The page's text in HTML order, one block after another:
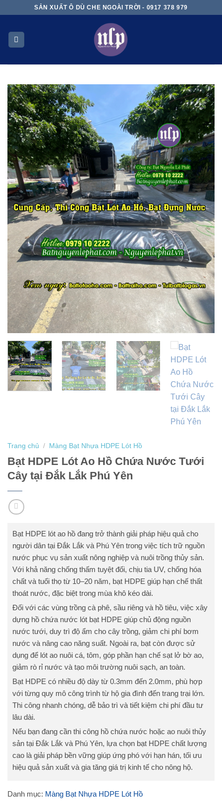
content
SẢN XUẤT Ô DÙ CHE NGOÀI TRỜI - 0917 378 979
Trang chủ / Màng Bạt Nhựa HDPE Lót Hồ
Bạt HDPE Lót Ao Hồ Chứa Nước Tưới
Cây tại Đắk Lắk Phú Yên
Bạt HDPE lót ao hồ đang trở thành giải pháp hiệu quả cho
người dân tại Đắk Lắk và Phú Yên trong việc tích trữ nguồn
nước phục vụ sản xuất nông nghiệp và nuôi trồng thủy sản.
Với khả năng chống thấm tuyệt đối, chịu tia UV, chống hóa
chất và tuổi thọ từ 10–20 năm, bạt HDPE giúp hạn chế thất
thoát nước, đặc biệt trong mùa khô kéo dài.
Đối với các vùng trồng cà phê, sầu riêng và hồ tiêu, việc xây
dựng hồ chứa nước lót bạt HDPE giúp chủ động nguồn
nước tưới, duy trì độ ẩm cho cây trồng, giảm chi phí bơm
nước và nâng cao năng suất. Ngoài ra, bạt còn được sử
dụng để lót ao nuôi cá, tôm, góp phần hạn chế sạt lở bờ ao,
giảm rò rỉ nước và tạo môi trường nuôi sạch, an toàn.
Bạt HDPE có nhiều độ dày từ 0.3mm đến 2.0mm, phù hợp
với từng quy mô công trình từ hộ gia đình đến trang trại lớn.
Thi công nhanh chóng, dễ bảo trì và tiết kiệm chi phí đầu tư
lâu dài.
Nếu bạn đang cần thi công hồ chứa nước hoặc ao nuôi thủy
sản tại Đắk Lắk và Phú Yên, lựa chọn bạt HDPE chất lượng
cao là giải pháp bền vững giúp ứng phó với hạn hán, tối ưu
hiệu quả sản xuất và gia tăng giá trị kinh tế cho nông hộ.
Danh mục: Màng Bạt Nhựa HDPE Lót Hồ